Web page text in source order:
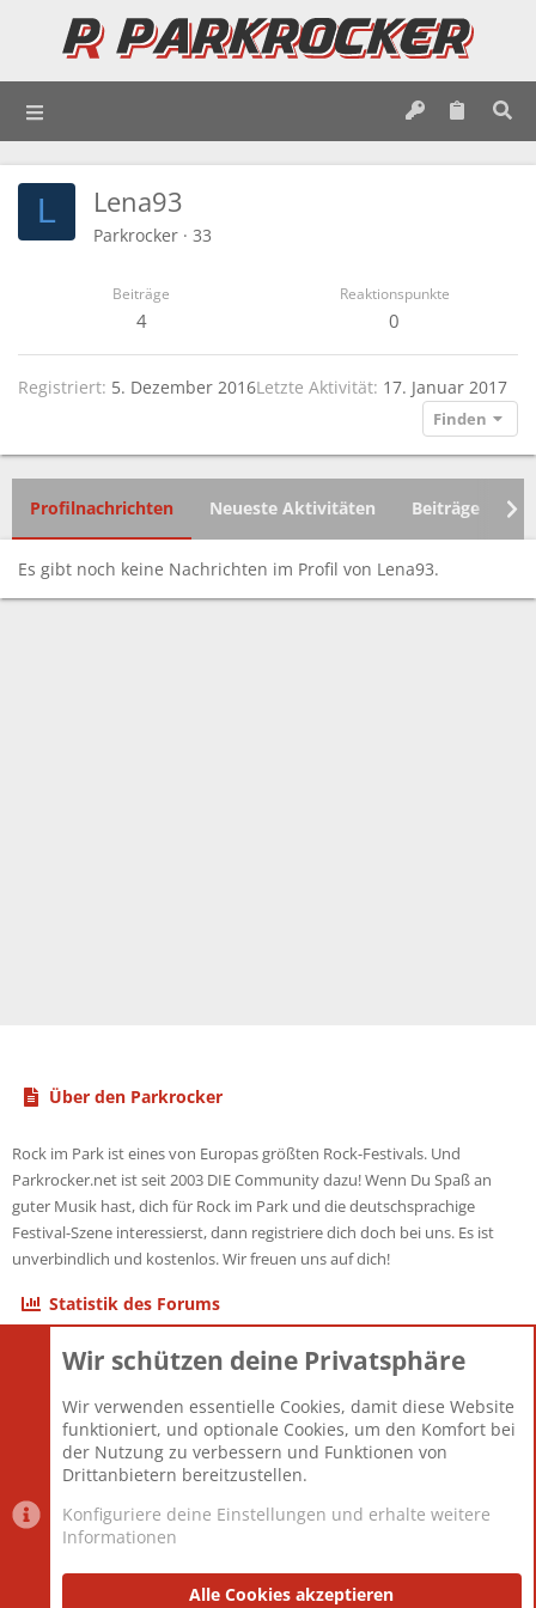
L Lena93
Parkrocker · 33
Beiträge
4
Reaktionspunkte
0
Registriert 5. Dezember 2016Letzte Aktivität 17. Januar 2017
Finden
Profilnachrichten Neueste Aktivitäten Beiträge
Es gibt noch keine Nachrichten im Profil von Lena93.
Über den Parkrocker
Rock im Park ist eines von Europas größten Rock-Festivals. Und
Parkrocker.net ist seit 2003 DIE Community dazu! Wenn Du Spaß an
guter Musik hast, dich für Rock im Park und die deutschsprachige
Festival-Szene interessierst, dann registriere dich doch bei uns. Es ist
unverbindlich und kostenlos. Wir freuen uns auf dich!
Statistik des Forums
Themen
Mitglieder
12.425
Neuestes Mitglied
Toddster85
Datenschutzerklärung Impressum
Wir schützen deine Privatsphäre
Wir verwenden essentielle Cookies, damit diese Website
funktioniert, und optionale Cookies, um den Komfort bei
der Nutzung zu verbessern und Funktionen von
Drittanbietern bereitzustellen.
Konfiguriere deine Einstellungen und erhalte weitere
Informationen
Alle Cookies akzeptieren